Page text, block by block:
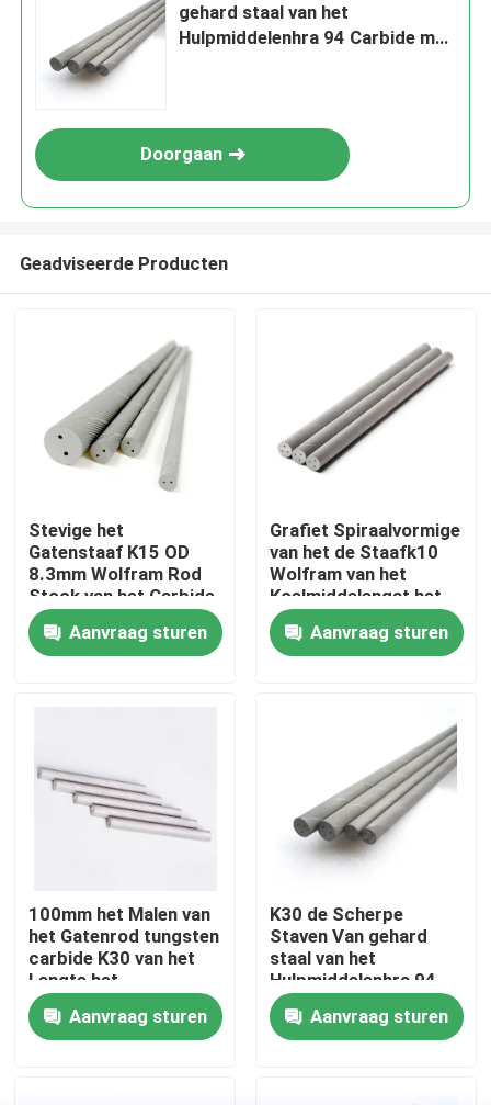
Huis
Producten
Ongeveer ons
Contacteer ons
Verzoek om een Citaat
de staaf van het wolframcarbide
gehard staal van het
Hulpmiddelenhra 94 Carbide met
Doorgaan
Geadviseerde Producten
Stevige het
Gatenstaaf K15 OD
8.3mm Wolfram Rod
Stock van het Carbide
Spiraalvormige
Koelmiddel
Aanvraag sturen
Grafiet Spiraalvormige
van het de Staafk10
Wolfram van het
Koelmiddelengat het
Carbide
Samengestelde
Staven
Aanvraag sturen
100mm het Malen van
het Gatenrod tungsten
carbide K30 van het
Lengte het
Spiraalvormige
Koelmiddel Uitboren
Aanvraag sturen
K30 de Scherpe
Staven Van gehard
staal van het
Hulpmiddelenhra 94
Carbide met
Spiraalvormige
Koelmiddelengaten
Aanvraag sturen